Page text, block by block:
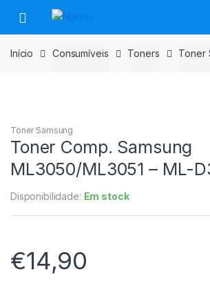
para
navegação
para
o
conteúdo
Início Consumíveis Toners Toner
Toner Samsung
Toner Comp. Samsung
ML3050/ML3051 – ML-
Disponibilidade: Em stock
€14,90